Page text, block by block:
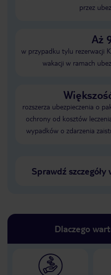
przez
Aż
w przypadku tylu rezerwacji
wakacji w ramach
rozszerza ubezpieczenia o
ochrony od kosztów
wypadków o zdarzenia
Sprawdź
Dlaczego